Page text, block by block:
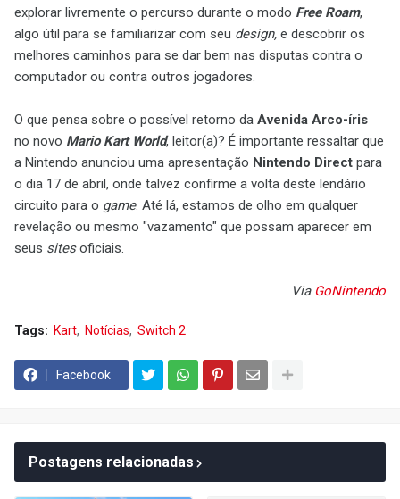
explorar livremente o percurso durante o modo Free Roam,
algo útil para se familiarizar com seu design, e descobrir os
melhores caminhos para se dar bem nas disputas contra o
computador ou contra outros jogadores.
O que pensa sobre o possível retorno da Avenida Arco-íris
no novo Mario Kart World, leitor(a)? É importante ressaltar que
a Nintendo anunciou uma apresentação Nintendo Direct para
o dia 17 de abril, onde talvez confirme a volta deste lendário
circuito para o game. Até lá, estamos de olho em qualquer
revelação ou mesmo "vazamento" que possam aparecer em
seus sitesoficiais.
Via GoNintendo
Tags: Kart Notícias Switch 2
Facebook
Postagens relacionadas